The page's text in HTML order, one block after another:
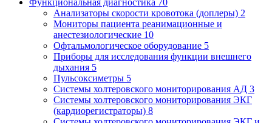
Анализаторы скорости кровотока (доплеры) 2
Мониторы пациента реанимационные и
анестезиологические 10
Офтальмологическое оборудование 5
Приборы для исследования функции внешнего
дыхания 5
Пульсоксиметры 5
Системы холтеровского мониторирования АД 3
Системы холтеровского мониторирования ЭКГ
(кардиорегистраторы) 8